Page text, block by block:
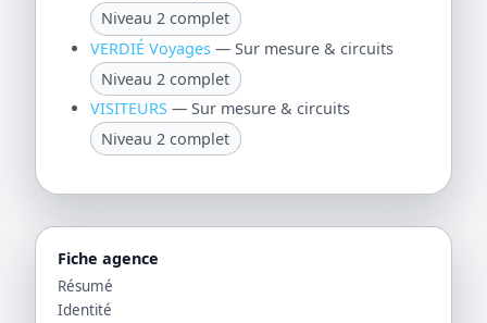
Niveau 2 complet
VERDIÉ Voyages— Sur mesure & circuits
Niveau 2 complet
VISITEURS— Sur mesure & circuits
Niveau 2 complet
Fiche agence
Résumé
Identité